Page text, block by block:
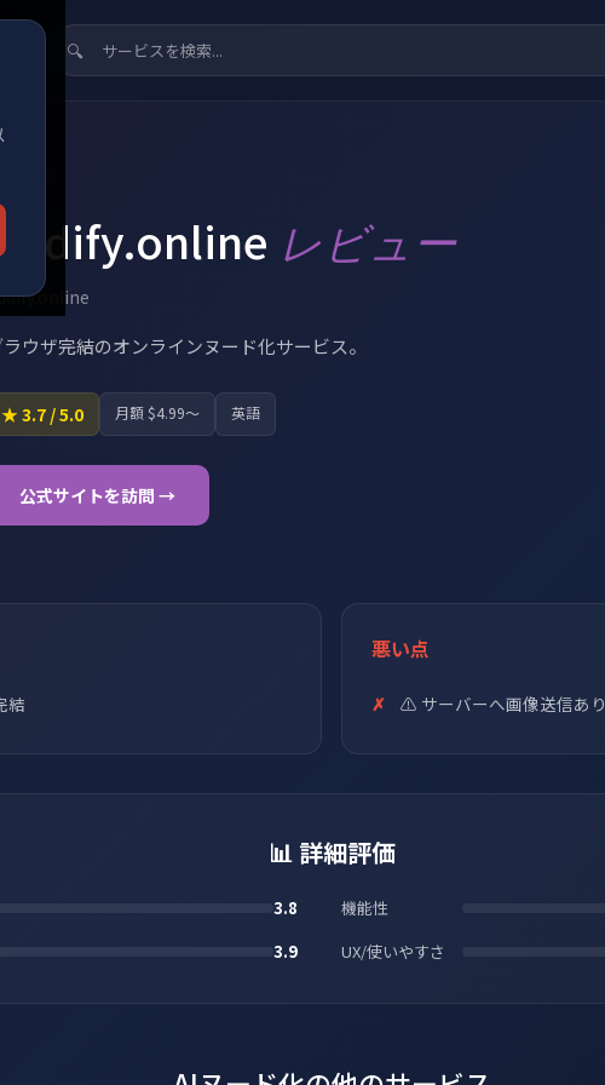
レビュー
ラウザ完結のオンラインヌード化サービス。
★ 3.7 / 5.0 月額 $4.99〜 英語
公式サイトを訪問 →
結
悪い点
⚠️ サーバーへ画像送信あり
📊 詳細評価
3.8 機能性
3.9 UX/使いやすさ